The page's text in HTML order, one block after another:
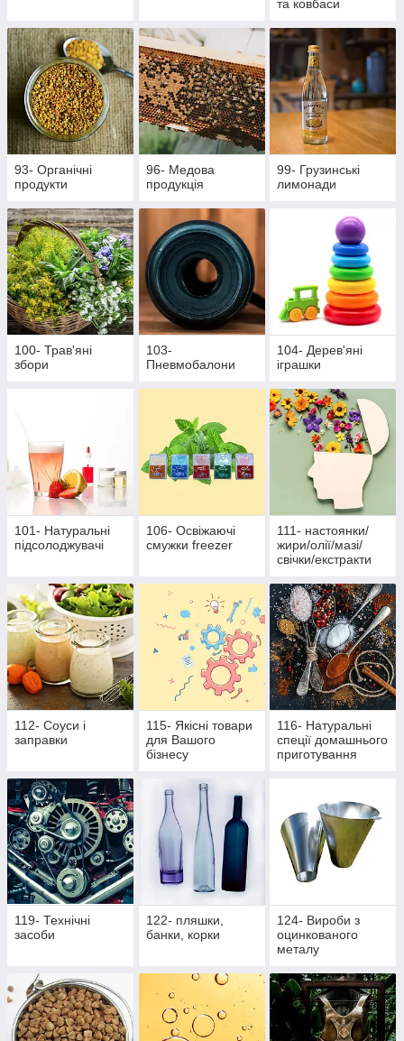
та ковбаси
93- Органічні
продукти
96- Медова
продукція
99- Грузинські
лимонади
100- Трав'яні
збори
103-
Пневмобалони
104- Дерев'яні
іграшки
101- Натуральні
підсолоджувачі
106- Освіжаючі
смужки freezer
111- настоянки/
жири/олії/мазі/
свічки/екстракти
112- Соуси і
заправки
115- Якісні товари
для Вашого
бізнесу
116- Натуральні
спеції домашнього
приготування
119- Технічні
засоби
122- пляшки,
банки, корки
124- Вироби з
оцинкованого
металу